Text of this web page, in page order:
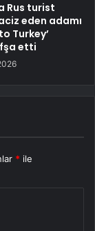
Rus turist
eden adamı
Turkey’
etti
* ile